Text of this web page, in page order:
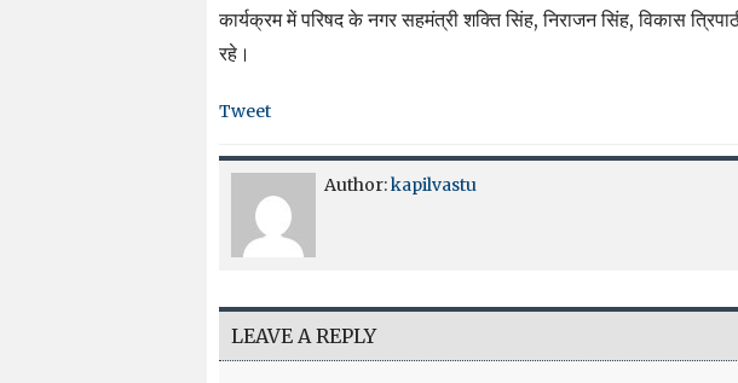
कार्यक्रम में परिषद के नगर सहमंत्री शक्ति सिंह, निराजन सिंह, विकास
रहे।
Tweet
Author:kapilvastu
LEAVE A REPLY